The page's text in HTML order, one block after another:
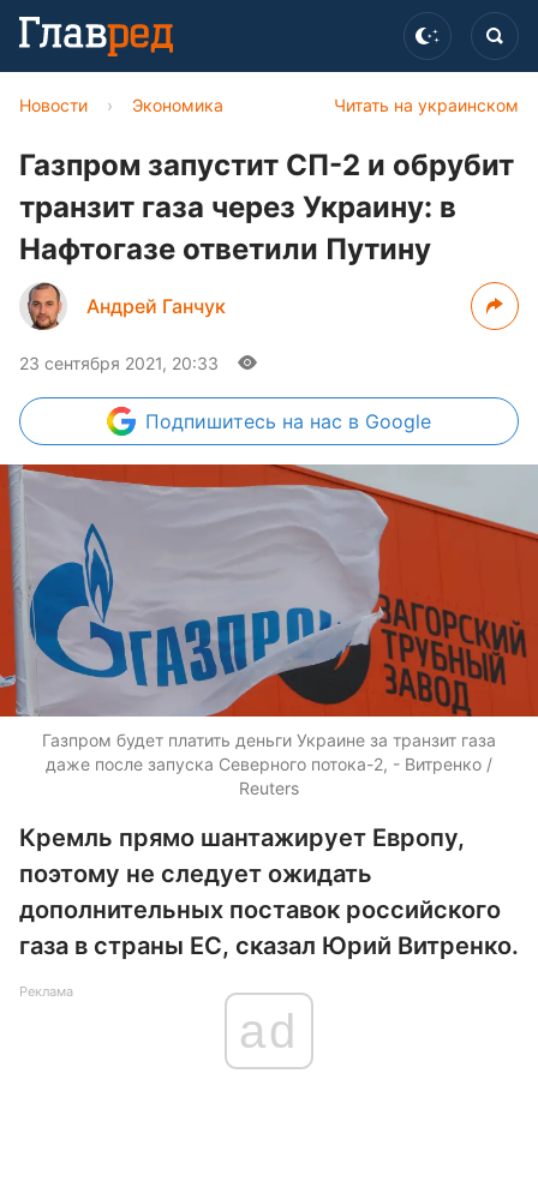
Читать на украинском
Новости › Экономика
Газпром запустит СП-2 и обрубит
транзит газа через Украину: в
Нафтогазе ответили Путину
Андрей Ганчук
23 сентября 2021, 20:33
Подпишитесь на нас в Google
Газпром будет платить деньги Украине за транзит газа
даже после запуска Северного потока-2, - Витренко /
Reuters
Кремль прямо шантажирует Европу,
поэтому не следует ожидать
дополнительных поставок российского
газа в страны ЕС, сказал Юрий Витренко.
Реклама
ad